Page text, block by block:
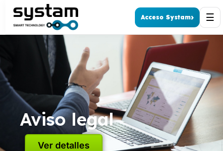
Acceso Systam› ☰
Aviso legal
Ver detalles